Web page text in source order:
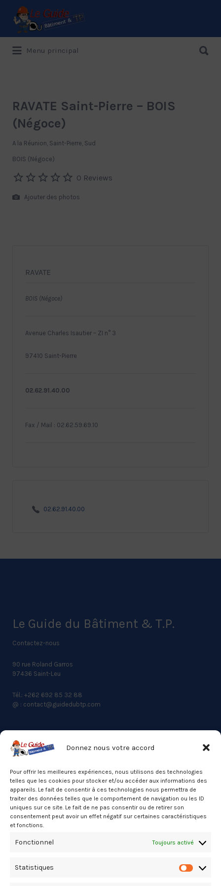
Donnez nous votre accord
Pour offrir les meilleures expériences, nous utilisons des technologies
telles que les cookies pour stocker et/ou accéder aux informations des
appareils. Le fait de consentir à ces technologies nous permettra de
traiter des données telles que le comportement de navigation ou les ID
uniques sur ce site. Le fait de ne pas consentir ou de retirer son
consentement peut avoir un effet négatif sur certaines caractéristiques
et fonctions.
Fonctionnel Toujours activé
Statistiques
Le Guide de référence depuis 1995
Rechercher:
Menu principal
RAVATE Saint-Pierre – BOIS
(Négoce)
A la Réunion, Saint-Pierre, Sud
BOIS (Négoce)
0 Reviews
Ajouter des photos
RAVATE
BOIS (Négoce)
Avenue Charles Isautier – ZI n° 3
97410 Saint-Pierre
02.62.91.40.00
Fax / Mail : 02.62.59.69.10
02.62.91.40.00
Le Guide du Bâtiment & T.P.
Contactez-nous
90 rue Roland Garros
97436 Saint-Leu
Tél.: +262 692 85 32 88
@ : contact@guidedubtp.com
ACCES RAPIDE
Actualités du BTP
Annuaire
Besoin d’un professionnel ?
Mentions légales
Politique de cookies (UE)